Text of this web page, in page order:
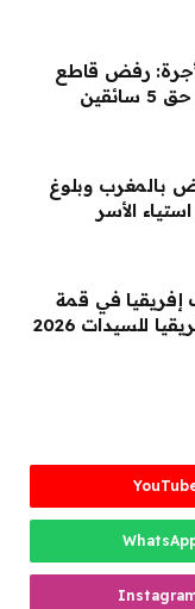
رفض قاطع
بالمغرب وبلوغ
إفريقيا في قمة
للسيدات 2026